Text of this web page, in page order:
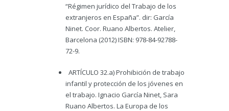
“Régimen jurídico del Trabajo de los
extranjeros en España”. dir: García
Ninet. Coor. Ruano Albertos. Atelier,
Barcelona (2012) ISBN: 978-84-92788-
72-9.
ARTÍCULO 32.a) Prohibición de trabajo
infantil y protección de los jóvenes en
el trabajo. Ignacio García Ninet, Sara
Ruano Albertos. La Europa de los